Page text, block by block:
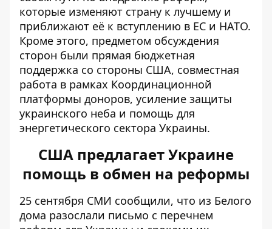
которые изменяют страну к лучшему и
приближают её к вступлению в ЕС и НАТО.
Кроме этого, предметом обсуждения
сторон были прямая бюджетная
поддержка со стороны США, совместная
работа в рамках Координационной
платформы доноров, усиление защиты
украинского неба и помощь для
энергетического сектора Украины.
США предлагает Украине
помощь в обмен на реформы
25 сентября СМИ сообщили, что из Белого
дома разослали письмо с перечнем